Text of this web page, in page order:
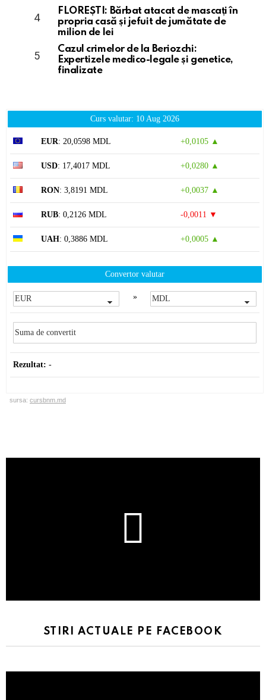
FLOREȘTI: Bărbat atacat de mascați în
propria casă și jefuit de jumătate de
milion de lei
Cazul crimelor de la Beriozchi:
Expertizele medico-legale și genetice,
finalizate
Curs valutar: 10 Aug 2026
EUR: 20,0598 MDL +0,0105 ▲
USD: 17,4017 MDL +0,0280 ▲
RON: 3,8191 MDL +0,0037 ▲
RUB: 0,2126 MDL -0,0011 ▼
UAH: 0,3886 MDL +0,0005 ▲
Convertor valutar
»
Rezultat: -
sursa: cursbnm.md
STIRI ACTUALE PE FACEBOOK